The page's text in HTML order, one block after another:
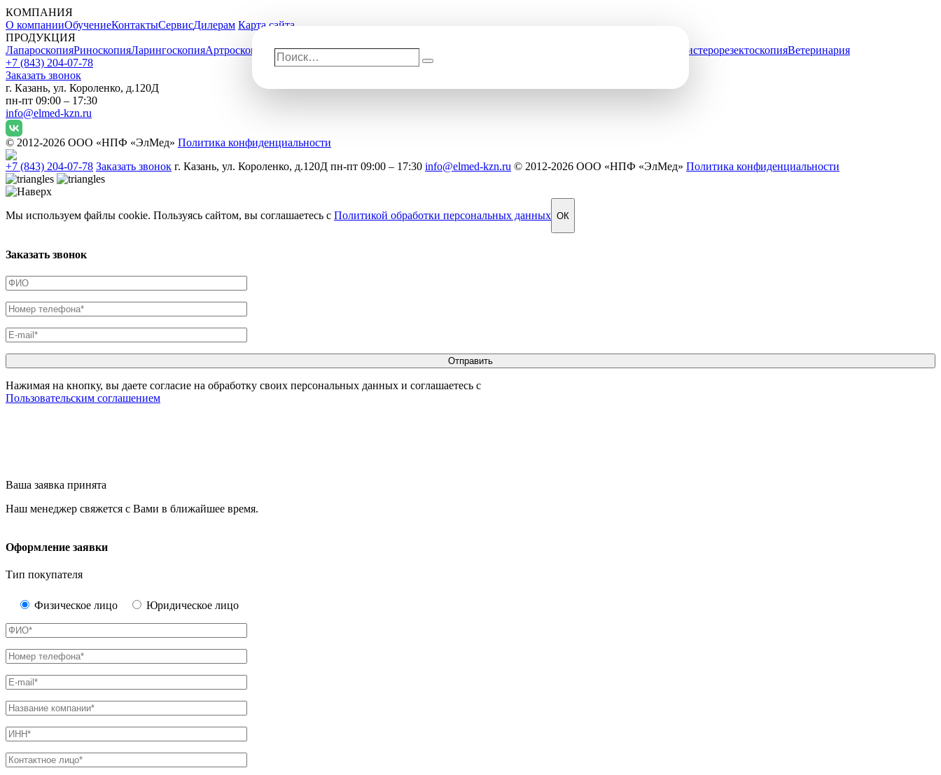
КОМПАНИЯ
О компанииОбучениеКонтактыСервисДилерам Карта сайта
ПРОДУКЦИЯ
ЛапароскопияРиноскопияЛарингоскопияАртроскопия БронхоскопияГастроскопияКолоноскопия ГистерорезектоскопияВетеринария
+7 (843) 204-07-78
Заказать звонок
г. Казань, ул. Короленко, д.120Д
пн-пт 09:00 – 17:30
info@elmed-kzn.ru
© 2012-2026 ООО «НПФ «ЭлМед» Политика конфиденциальности
+7 (843) 204-07-78 Заказать звонок г. Казань, ул. Короленко, д.120Д пн-пт 09:00 – 17:30 info@elmed-kzn.ru © 2012-2026 ООО «НПФ «ЭлМед» Политика конфиденциальности
Мы используем файлы cookie. Пользуясь сайтом, вы соглашаетесь с Политикой обработки персональных данных ОК
Заказать звонок
Нажимая на кнопку, вы даете согласие на обработку своих персональных данных и соглашаетесь с
Пользовательским соглашением
Ваша заявка принята
Наш менеджер свяжется с Вами в ближайшее время.
Оформление заявки
Тип покупателя
Физическое лицо Юридическое лицо
Поиск…
Поиск